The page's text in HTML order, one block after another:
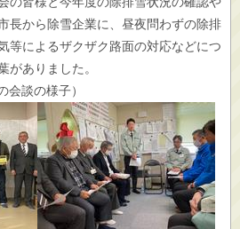
長から除雪企業に、昼夜問わずの除排
等によるザクザク路面の対応などにつ
がありました。
会談の様子）